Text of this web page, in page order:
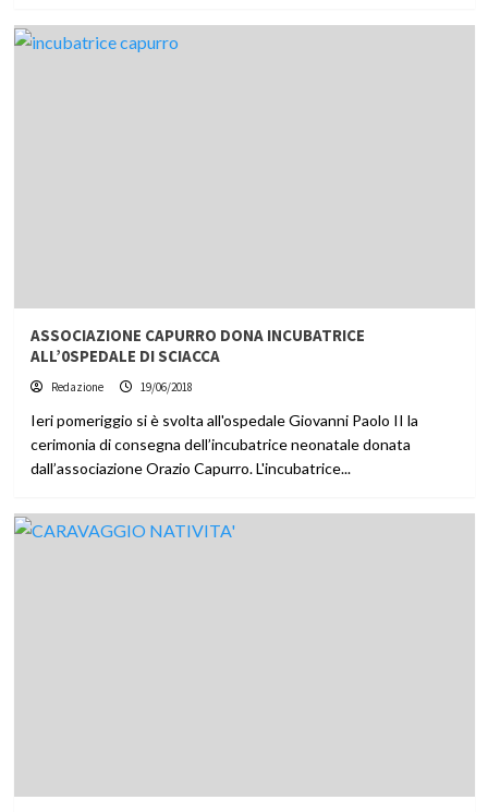
ASSOCIAZIONE CAPURRO DONA INCUBATRICE
ALL’0SPEDALE DI SCIACCA
Redazione 19/06/2018
Ieri pomeriggio si è svolta all'ospedale Giovanni Paolo II la
cerimonia di consegna dell’incubatrice neonatale donata
dall’associazione Orazio Capurro. L'incubatrice...